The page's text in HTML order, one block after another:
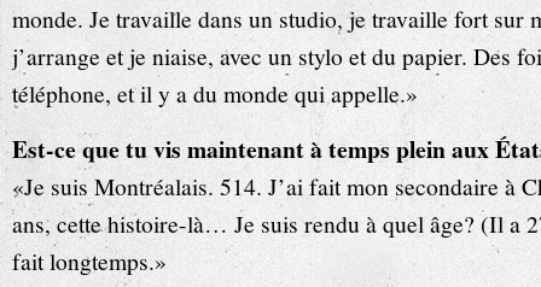
monde. Je travaille dans un studio, je travaille fort sur
j’arrange et je niaise, avec un stylo et du papier. Des
téléphone, et il y a du monde qui appelle.»
Est-ce que tu vis maintenant à temps plein aux
«Je suis Montréalais. 514. J’ai fait mon secondaire à
ans, cette histoire-là… Je suis rendu à quel âge? (Il a
fait longtemps.»